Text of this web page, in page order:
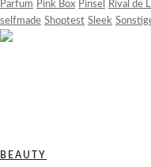
Parfüm Pink Box Pinsel Rival de
selfmade Shoptest Sleek
BEAUTY